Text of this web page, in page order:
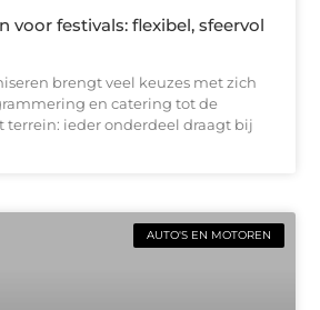
voor festivals: flexibel, sfeervol
brengt veel keuzes met zich
en catering tot de
terrein: ieder onderdeel draagt bij
AUTO'S EN MOTOREN